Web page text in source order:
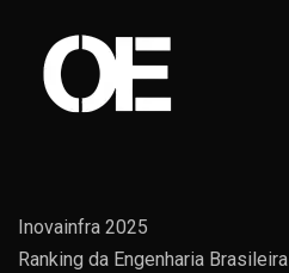
Inovainfra 2025
Ranking da Engenharia Brasileira